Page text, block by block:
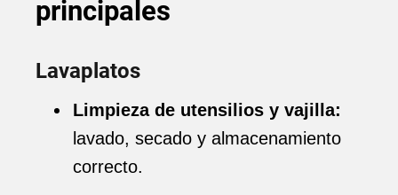
principales
Lavaplatos
Limpieza de utensilios y vajilla:
lavado, secado y almacenamiento
correcto.